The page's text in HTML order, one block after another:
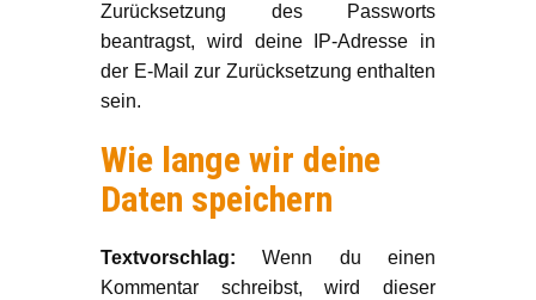
Zurücksetzung des Passworts
beantragst, wird deine IP-Adresse in
der E-Mail zur Zurücksetzung enthalten
sein.
Wie lange wir deine
Daten speichern
Textvorschlag:Wenn du einen
Kommentar schreibst, wird dieser